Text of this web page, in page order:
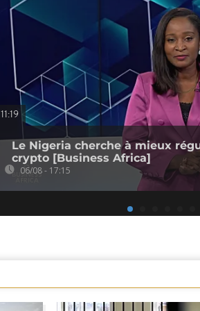
11:19
Le Nigeria cherche à mieux
crypto [Business Africa]
06/08 - 17:15